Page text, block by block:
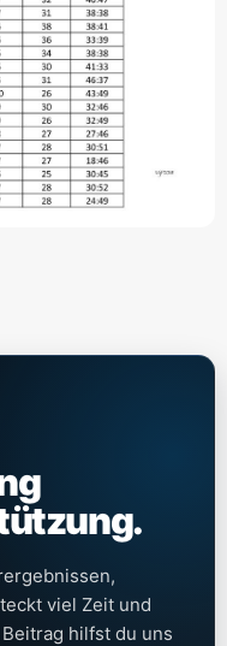
viel Zeit und
hilfst du uns